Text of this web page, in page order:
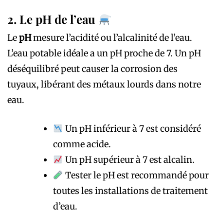
2. Le pH de l’eau
LepHmesure l’acidité ou l’alcalinité de l’eau.
L’eau potable idéale a un pH proche de 7. Un pH
déséquilibré peut causer la corrosion des
tuyaux, libérant des métaux lourds dans notre
eau.
Un pH inférieur à 7 est considéré
comme acide.
Un pH supérieur à 7 est alcalin.
Tester le pH est recommandé pour
toutes les installations de traitement
d’eau.